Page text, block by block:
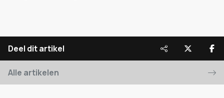
Deel dit artikel
Alle artikelen